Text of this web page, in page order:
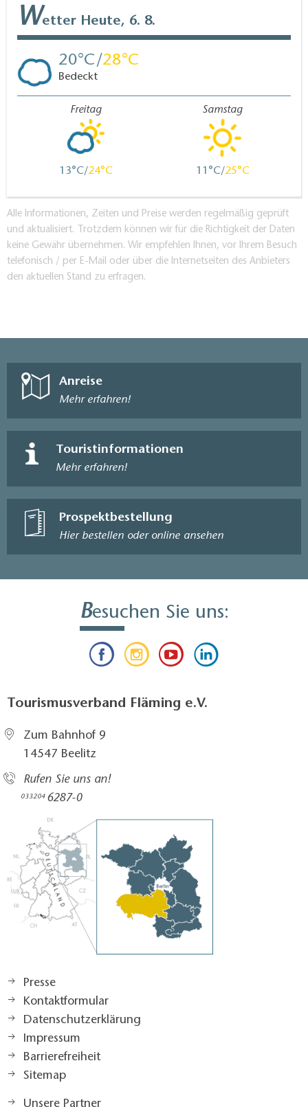
Wetter Heute, 6. 8.
20 28
Bedeckt
Freitag
13 24
Samstag
11 25
Alle Informationen, Zeiten und Preise werden regelmäßig geprüft
und aktualisiert. Trotzdem können wir für die Richtigkeit der Daten
keine Gewähr übernehmen. Wir empfehlen Ihnen, vor Ihrem Besuch
telefonisch / per E-Mail oder über die Internetseiten des Anbieters
den aktuellen Stand zu erfragen.
Anreise
Mehr erfahren!
Touristinformationen
Mehr erfahren!
Prospektbestellung
Hier bestellen oder online ansehen
Besuchen Sie uns:
Tourismusverband Fläming e.V.
Zum Bahnhof 9
14547 Beelitz
Rufen Sie uns an!
033204 6287-0
Presse
Kontaktformular
Datenschutzerklärung
Impressum
Barrierefreiheit
Sitemap
Unsere Partner